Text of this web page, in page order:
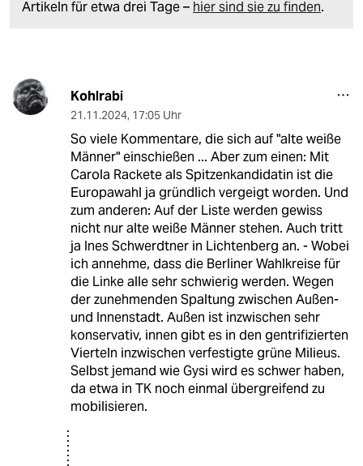
Artikeln für etwa drei Tage – hier sind sie zu finden.
Kohlrabi
21.11.2024, 17:05 Uhr
So viele Kommentare, die sich auf "alte weiße
Männer" einschießen ... Aber zum einen: Mit
Carola Rackete als Spitzenkandidatin ist die
Europawahl ja gründlich vergeigt worden. Und
zum anderen: Auf der Liste werden gewiss
nicht nur alte weiße Männer stehen. Auch tritt
ja Ines Schwerdtner in Lichtenberg an. - Wobei
ich annehme, dass die Berliner Wahlkreise für
die Linke alle sehr schwierig werden. Wegen
der zunehmenden Spaltung zwischen Außen-
und Innenstadt. Außen ist inzwischen sehr
konservativ, innen gibt es in den gentrifizierten
Vierteln inzwischen verfestigte grüne Milieus.
Selbst jemand wie Gysi wird es schwer haben,
da etwa in TK noch einmal übergreifend zu
mobilisieren.